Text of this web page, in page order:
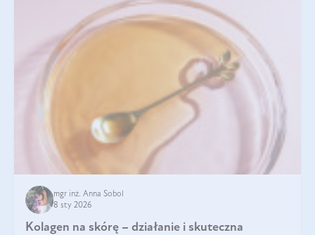
mgr inż. Anna Sobol
8 sty 2026
Kolagen na skórę – działanie i skuteczna